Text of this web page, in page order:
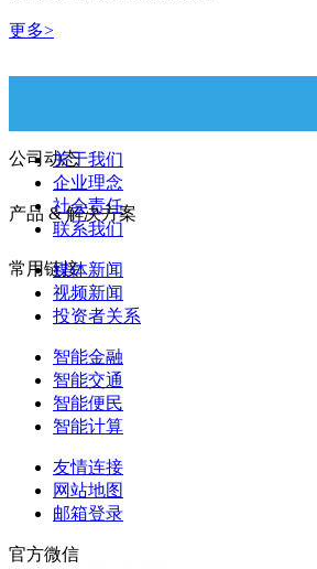
更多>
公司动态
产品 & 解决方案
常用链接
关于我们
企业理念
社会责任
联系我们
媒体新闻
视频新闻
投资者关系
智能金融
智能交通
智能便民
智能计算
友情连接
网站地图
邮箱登录
官方微信